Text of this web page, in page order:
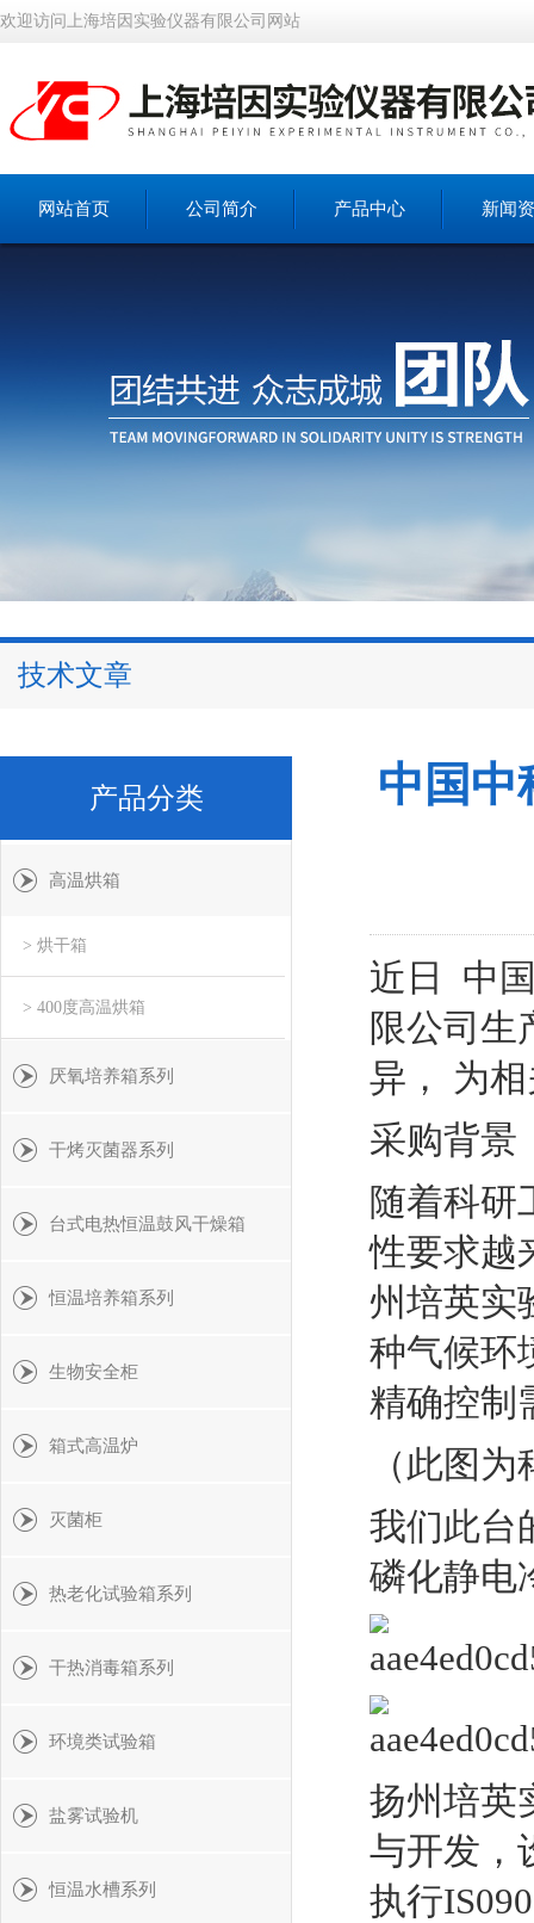
欢迎访问上海培因实验仪器有限公司网站
网站首页 公司简介 产品中心 新闻
技术文章
中国中
近日 中
限公司生
异，
为
采购背景
随着科研
性要求越
州培英实
种气候环
精确控制
（此图
我们此台
磷化静电
扬州培英
与开发，
执行
产品分类
高温烘箱
> 烘干箱
> 400度高温烘箱
厌氧培养箱系列
干烤灭菌器系列
台式电热恒温鼓风干燥箱
恒温培养箱系列
生物安全柜
箱式高温炉
灭菌柜
热老化试验箱系列
干热消毒箱系列
环境类试验箱
盐雾试验机
恒温水槽系列